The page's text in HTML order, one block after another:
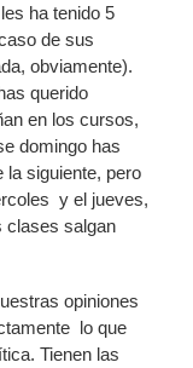
ha tenido 5
de sus
obviamente).
querido
en los cursos,
domingo has
la siguiente, pero
y el jueves,
clases salgan
opiniones
lo que
Tienen las